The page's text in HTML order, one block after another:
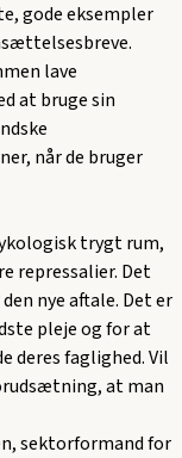
gode eksempler
lave
at bruge sin
når de bruger
trygt rum,
repressalier. Det
nye aftale. Det er
pleje og for at
deres faglighed. Vil
at man
sektorformand for